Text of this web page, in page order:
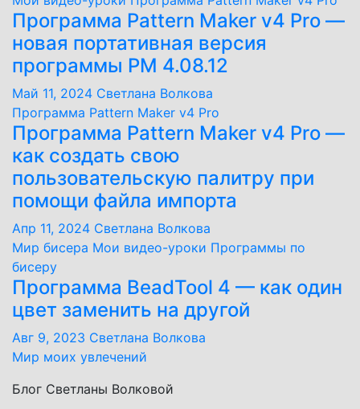
Программа Pattern Maker v4 Pro —
новая портативная версия
программы PM 4.08.12
Май 11, 2024 Светлана Волкова
Программа Pattern Maker v4 Pro
Программа Pattern Maker v4 Pro —
как создать свою
пользовательскую палитру при
помощи файла импорта
Апр 11, 2024 Светлана Волкова
Мир бисера Мои видео-уроки Программы по
бисеру
Программа BeadTool 4 — как один
цвет заменить на другой
Авг 9, 2023 Светлана Волкова
Мир моих увлечений
Блог Светланы Волковой